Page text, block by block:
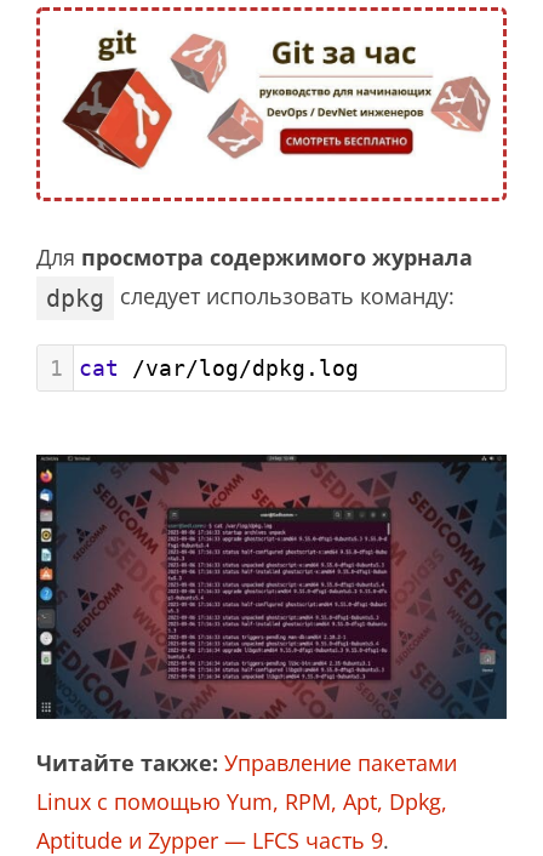
Для просмотра содержимого журнала
dpkg
следует использовать команду:
1 cat /var/log/dpkg.log
Читайте также: Управление пакетами
Linux с помощью Yum, RPM, Apt, Dpkg,
Aptitude и Zypper — LFCS часть 9.